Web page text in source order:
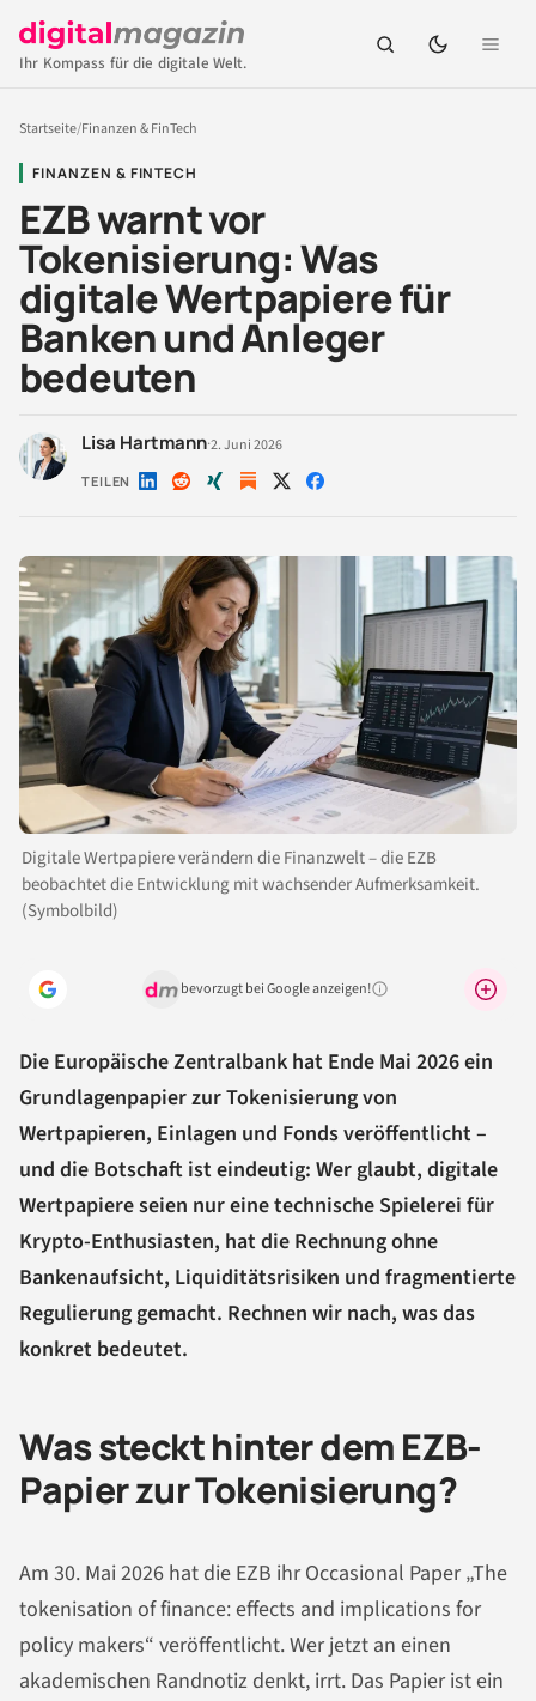
Ihr Kompass für die digitale Welt.
Startseite/Finanzen & FinTech
FINANZEN & FINTECH
EZB warnt vor
Tokenisierung: Was
digitale Wertpapiere für
Banken und Anleger
bedeuten
Lisa Hartmann·2. Juni 2026
TEILEN Auf Auf Auf Auf Auf
Digitale Wertpapiere verändern die Finanzwelt – die EZB
beobachtet die Entwicklung mit wachsender Aufmerksamkeit.
(Symbolbild)
bevorzugt bei Google anzeigen!Warum lohnt sich das?
Die Europäische Zentralbank hat Ende Mai 2026 ein
Grundlagenpapier zur Tokenisierung von
Wertpapieren, Einlagen und Fonds veröffentlicht –
und die Botschaft ist eindeutig: Wer glaubt, digitale
Wertpapiere seien nur eine technische Spielerei für
Krypto-Enthusiasten, hat die Rechnung ohne
Bankenaufsicht, Liquiditätsrisiken und fragmentierte
Regulierung gemacht. Rechnen wir nach, was das
konkret bedeutet.
Was steckt hinter dem EZB-
Papier zur Tokenisierung?
Am 30. Mai 2026 hat die EZB ihr Occasional Paper „The
tokenisation of finance: effects and implications for
policy makers“ veröffentlicht. Wer jetzt an einen
akademischen Randnotiz denkt, irrt. Das Papier ist ein